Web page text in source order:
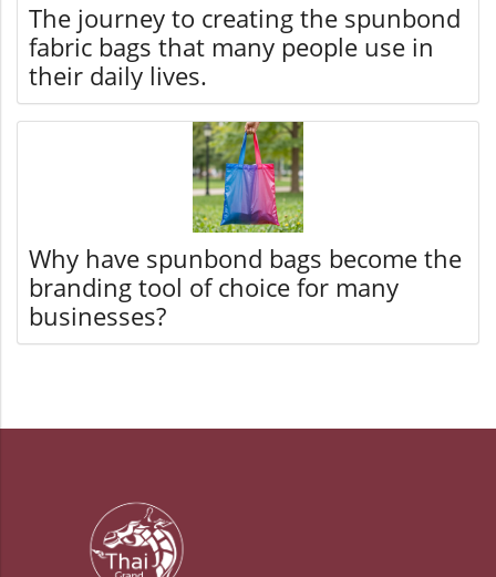
The journey to creating the spunbond
fabric bags that many people use in
their daily lives.
Why have spunbond bags become the
branding tool of choice for many
businesses?